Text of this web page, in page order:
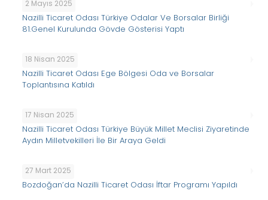
2 Mayıs 2025
Nazilli Ticaret Odası Türkiye Odalar Ve Borsalar Birliği
81.Genel Kurulunda Gövde Gösterisi Yaptı
18 Nisan 2025
Nazilli Ticaret Odası Ege Bölgesi Oda ve Borsalar
Toplantısına Katıldı
17 Nisan 2025
Nazilli Ticaret Odası Türkiye Büyük Millet Meclisi Ziyaretinde
Aydın Milletvekilleri İle Bir Araya Geldi
27 Mart 2025
Bozdoğan’da Nazilli Ticaret Odası İftar Programı Yapıldı